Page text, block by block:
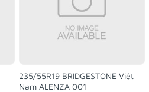
235/55R19 BRIDGESTONE Việt
Nam ALENZA 001